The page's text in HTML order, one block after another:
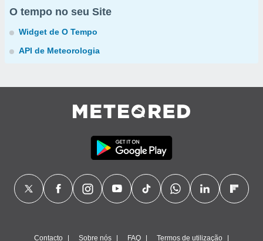
O tempo no seu Site
Widget de O Tempo
API de Meteorologia
Contacto Sobre nós FAQ Termos de utilização